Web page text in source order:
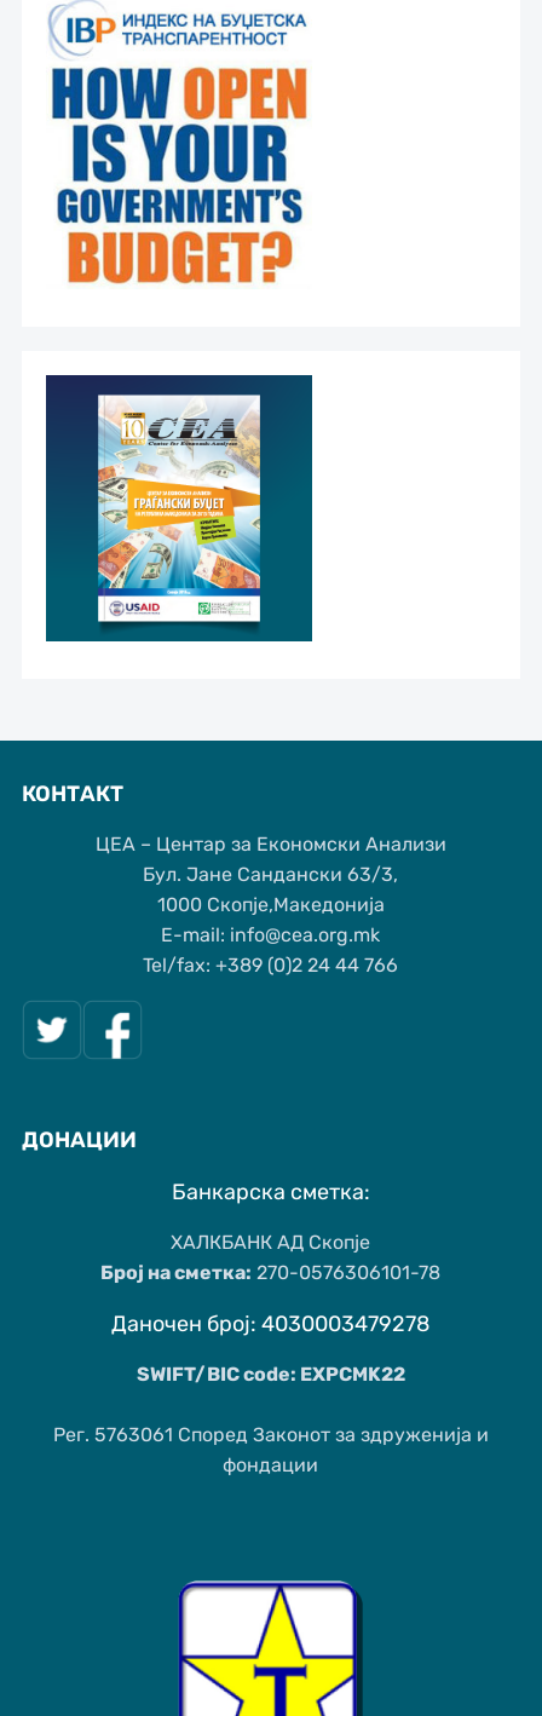
КОНТАКТ
ЦЕА – Центар за Економски Анализи
Бул. Јане Сандански 63/3,
1000 Скопје,Македонија
Е-mail: info@cea.org.mk
Tel/fax: +389 (0)2 24 44 766
ДОНАЦИИ
Банкарска сметка:
ХАЛКБАНК АД Скопје
Број на сметка: 270-0576306101-78
Даночен број: 4030003479278
SWIFT/BIC code: EXPCMK22
Рег. 5763061 Според Законот за здруженија и
фондации